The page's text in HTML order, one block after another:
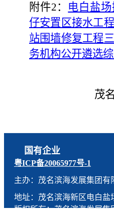
附件2： 电白盐
仔安置区接水工
站围墙修复工程三
务机构公开遴选
茂
国有企业
粤ICP备20065977号-1
主办：茂名滨海发展集团有
地址：茂名滨海新区电白盐
版权所有：茂名滨海发展集